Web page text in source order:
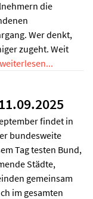
die
Wer denkt,
zugeht. Weit
weiterlesen...
findet in
bundesweite
Tag testen Bund,
Städte,
gemeinsam
im gesamten